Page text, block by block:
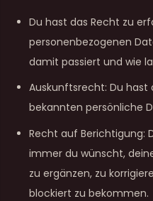
Du hast das Recht zu
personenbezogenen
damit passiert und wie
Auskunftsrecht: Du hast
bekannten persönliche
Recht auf Berichtigung:
immer du wünscht,
zu ergänzen, zu
blockiert zu bekommen.